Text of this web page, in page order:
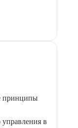
принципы
в